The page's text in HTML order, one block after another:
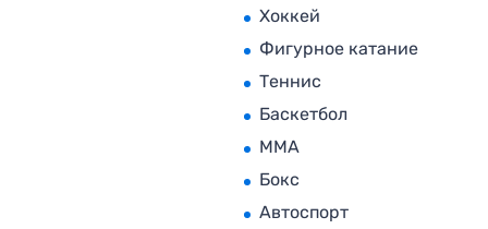
Хоккей
Фигурное катание
Теннис
Баскетбол
MMA
Бокс
Автоспорт